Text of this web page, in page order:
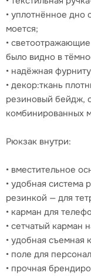
• уплотнённое дно
моется;
•
было видно в
• надёжная
• декор:ткань
резиновый бейдж,
комбинированных
Рюкзак внутри:
• вместительное
• удобная система
резинкой — для
• карман для
• сетчатый карман
• удобная съемная
• поле для
• прочная